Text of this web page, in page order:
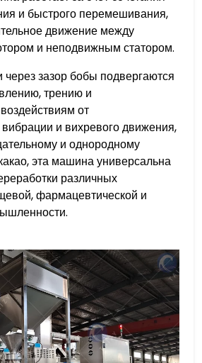
и быстрого перемешивания,
движение между
и неподвижным статором.
зазор бобы подвергаются
трению и
от
и вихревого движения,
и однородному
эта машина универсальна
различных
фармацевтической и